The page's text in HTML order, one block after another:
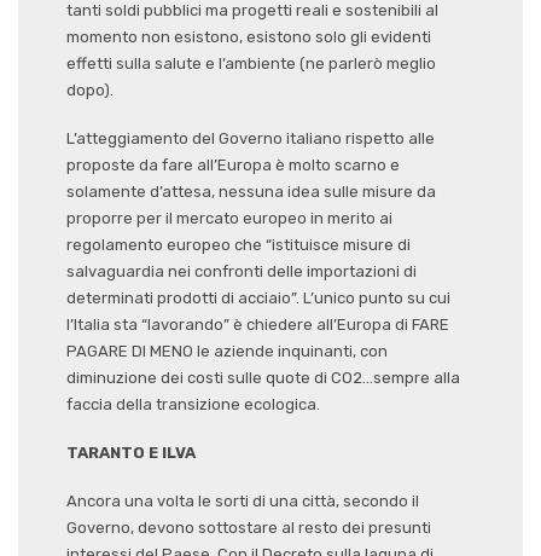
tanti soldi pubblici ma progetti reali e sostenibili al
momento non esistono, esistono solo gli evidenti
effetti sulla salute e l’ambiente (ne parlerò meglio
dopo).
L’atteggiamento del Governo italiano rispetto alle
proposte da fare all’Europa è molto scarno e
solamente d’attesa, nessuna idea sulle misure da
proporre per il mercato europeo in merito ai
regolamento europeo che “istituisce misure di
salvaguardia nei confronti delle importazioni di
determinati prodotti di acciaio”. L’unico punto su cui
l’Italia sta “lavorando” è chiedere all’Europa di FARE
PAGARE DI MENO le aziende inquinanti, con
diminuzione dei costi sulle quote di CO2…sempre alla
faccia della transizione ecologica.
TARANTO E ILVA
Ancora una volta le sorti di una città, secondo il
Governo, devono sottostare al resto dei presunti